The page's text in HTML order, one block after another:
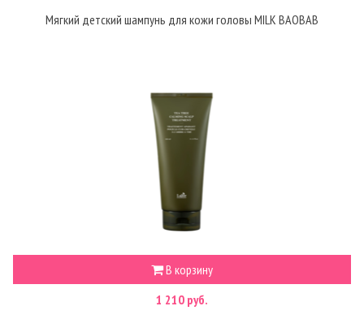
Мягкий детский шампунь для кожи головы MILK BAOBAB
В корзину
1 210 руб.